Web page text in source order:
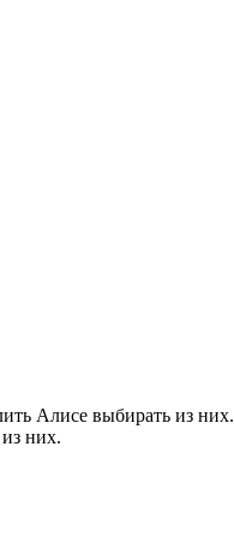
Алисе выбирать из них.
них.